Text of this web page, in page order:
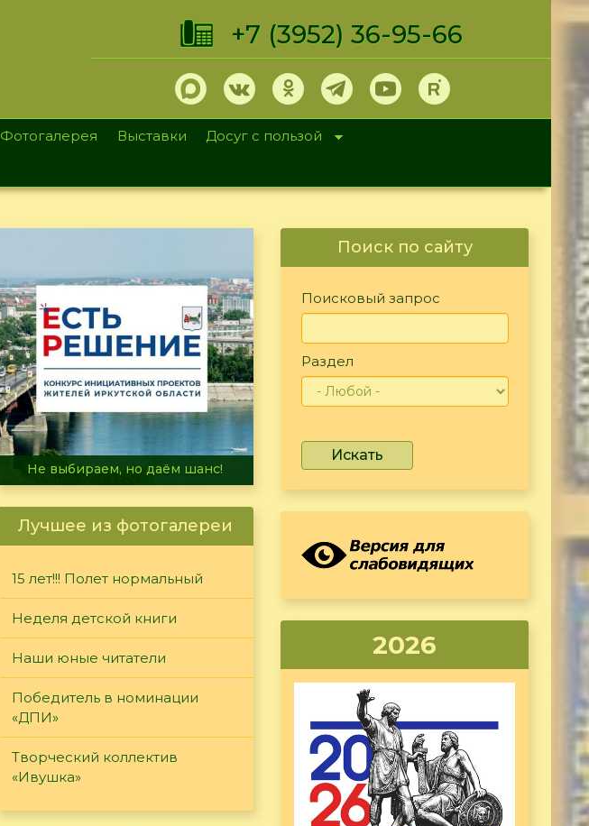
+7 (3952) 36-95-66
Фотогалерея Выставки
Досуг с пользой
В огне не горит, в воде не тонет
Лучшее из фотогалереи
15 лет!!! Полет нормальный
Неделя детской книги
Наши юные читатели
Победитель в номинации
«ДПИ»
Творческий коллектив
«Ивушка»
Поиск по сайту
Поисковый запрос
Раздел
Искать
2026